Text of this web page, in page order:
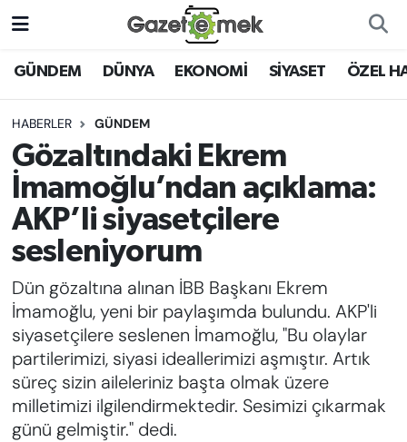
GÜNDEM DÜNYA EKONOMİ SİYASET ÖZEL
HABERLER GÜNDEM
Gözaltındaki Ekrem
İmamoğlu’ndan açıklama:
AKP’li siyasetçilere
sesleniyorum
Dün gözaltına alınan İBB Başkanı Ekrem
İmamoğlu, yeni bir paylaşımda bulundu. AKP'li
siyasetçilere seslenen İmamoğlu, "Bu olaylar
partilerimizi, siyasi ideallerimizi aşmıştır. Artık
süreç sizin aileleriniz başta olmak üzere
milletimizi ilgilendirmektedir. Sesimizi çıkarmak
günü gelmiştir." dedi.
DÜNYA
EKONOMİ
EMEK HABERLERİ
YENİ MEDYADA EMEK
GAZETECİLİĞİNİ GELİŞTİRMEK
FAYDALI BİLGİLER
GÜNDEM
EĞİTİM
KADIN
Nöbetçi Eczaneler
Hava Durumu
İstanbul Namaz Vakitleri
Trafik Durumu
Süper Lig Puan Durumu ve Fikstür
Tüm Manşetler
Son Dakika Haberleri
Haber Arşivi